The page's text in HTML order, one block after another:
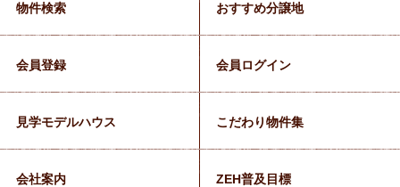
物件検索 おすすめ分譲地
会員登録 会員ログイン
見学モデルハウス こだわり物件集
会社案内 ZEH普及目標